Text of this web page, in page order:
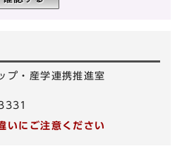
プ・産学連携推進室
いにご注意ください